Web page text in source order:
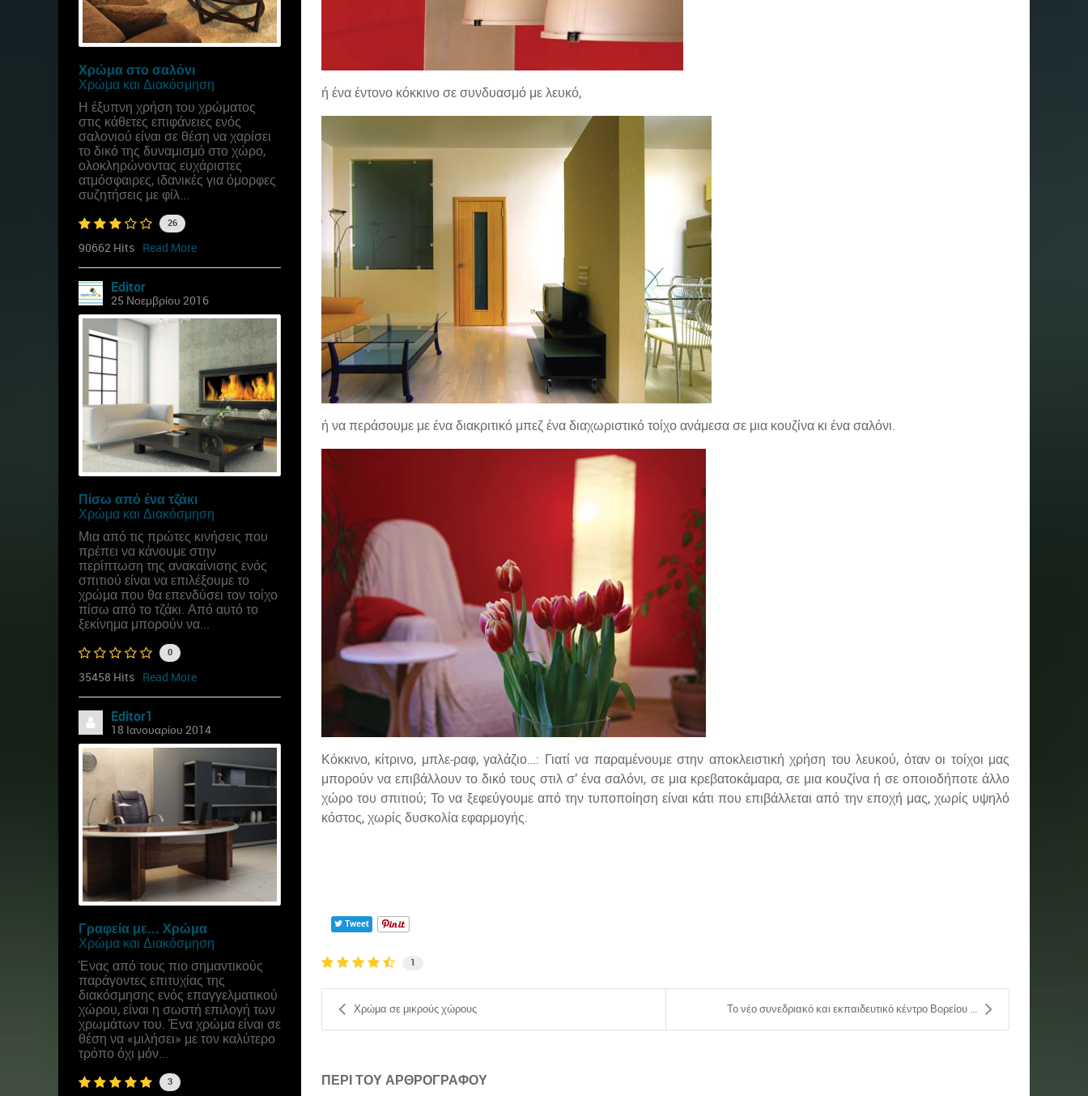
Χρώμα στο σαλόνι
Χρώμα και Διακόσμηση
Η έξυπνη χρήση του χρώματος
στις κάθετες επιφάνειες ενός
σαλονιού είναι σε θέση να χαρίσει
το δικό της δυναμισμό στο χώρο,
ολοκληρώνοντας ευχάριστες
ατμόσφαιρες, ιδανικές για όμορφες
συζητήσεις με φίλ...
26
90662 Hits Read More
Editor
25 Νοεμβρίου 2016
Πίσω από ένα τζάκι
Χρώμα και Διακόσμηση
Μια από τις πρώτες κινήσεις που
πρέπει να κάνουμε στην
περίπτωση της ανακαίνισης ενός
σπιτιού είναι να επιλέξουμε το
χρώμα που θα επενδύσει τον τοίχο
πίσω από το τζάκι. Από αυτό το
ξεκίνημα μπορούν να...
0
35458 Hits Read More
Editor1
18 Ιανουαρίου 2014
Γραφεία με... Χρώμα
Χρώμα και Διακόσμηση
Ένας από τους πιο σημαντικούς
παράγοντες επιτυχίας της
διακόσμησης ενός επαγγελματικού
χώρου, είναι η σωστή επιλογή των
χρωμάτων του. Ένα χρώμα είναι σε
θέση να «μιλήσει» με τον καλύτερο
τρόπο όχι μόν...
3
ή ένα έντονο κόκκινο σε συνδυασμό με λευκό,
ή να περάσουμε με ένα διακριτικό μπεζ ένα διαχωριστικό τοίχο ανάμεσα σε μια κουζίνα κι ένα σαλόνι.
Κόκκινο, κίτρινο, μπλε-ραφ, γαλάζιο…: Γιατί να παραμένουμε στην αποκλειστική χρήση του λευκού, όταν οι τοίχοι μας
μπορούν να επιβάλλουν το δικό τους στιλ σ’ ένα σαλόνι, σε μια κρεβατοκάμαρα, σε μια κουζίνα ή σε οποιοδήποτε άλλο
χώρο του σπιτιού; Το να ξεφεύγουμε από την τυποποίηση είναι κάτι που επιβάλλεται από την εποχή μας, χωρίς υψηλό
κόστος, χωρίς δυσκολία εφαρμογής.
Tweet
1
Χρώμα σε μικρούς χώρους Το νέο συνεδριακό και εκπαιδευτικό κέντρο Βορείου ...
ΠΕΡΊ ΤΟΥ ΑΡΘΡΟΓΡΆΦΟΥ